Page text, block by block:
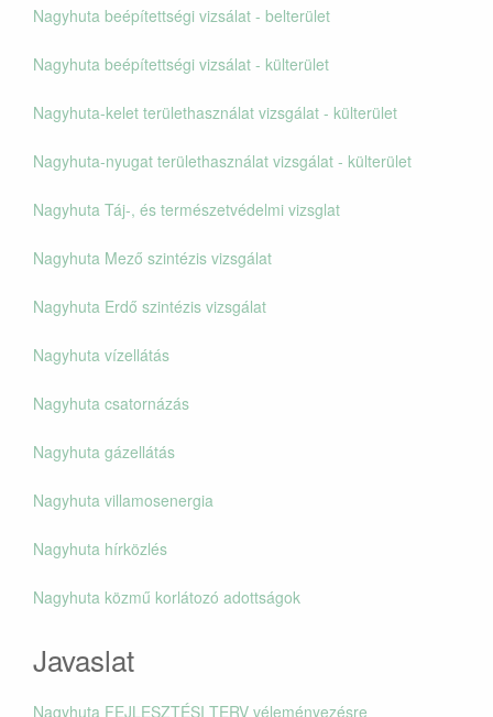
Nagyhuta beépítettségi vizsálat - belterület
Nagyhuta beépítettségi vizsálat - külterület
Nagyhuta-kelet területhasználat vizsgálat - külterület
Nagyhuta-nyugat területhasználat vizsgálat - külterület
Nagyhuta Táj-, és természetvédelmi vizsglat
Nagyhuta Mező szintézis vizsgálat
Nagyhuta Erdő szintézis vizsgálat
Nagyhuta vízellátás
Nagyhuta csatornázás
Nagyhuta gázellátás
Nagyhuta villamosenergia
Nagyhuta hírközlés
Nagyhuta közmű korlátozó adottságok
Javaslat
Nagyhuta FEJLESZTÉSI TERV véleményezésre